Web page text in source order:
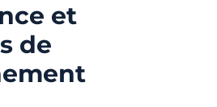
et
de